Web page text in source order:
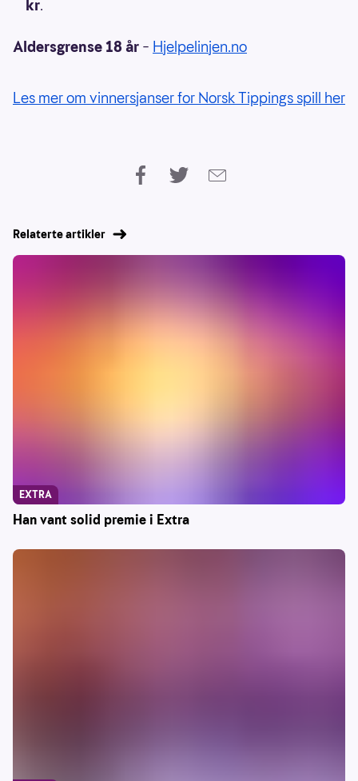
kr.
Aldersgrense 18 år – Hjelpelinjen.no
Les mer om vinnersjanser for Norsk Tippings spill her
Relaterte artikler
Han vant solid premie i Extra
EXTRA